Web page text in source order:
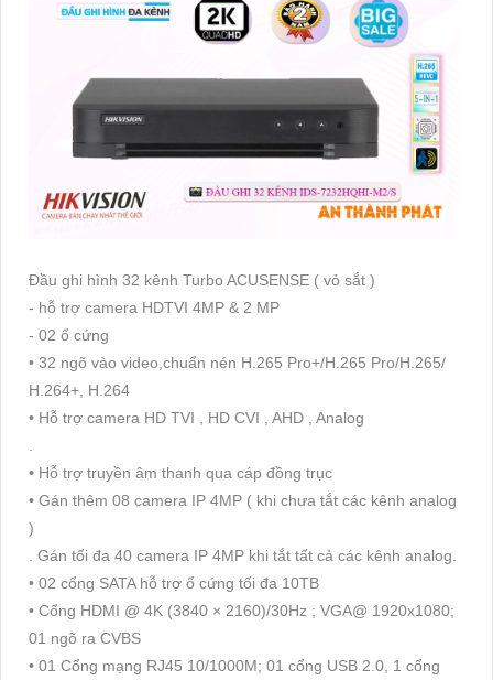
Đầu ghi hình 32 kênh Turbo ACUSENSE ( vỏ sắt )
- hỗ trợ camera HDTVI 4MP & 2 MP
- 02 ổ cứng
• 32 ngõ vào video,chuẩn nén H.265 Pro+/H.265 Pro/H.265/
H.264+, H.264
• Hỗ trợ camera HD TVI , HD CVI , AHD , Analog
• Hỗ trợ truyền âm thanh qua cáp đồng trục
• Gán thêm 08 camera IP 4MP ( khi chưa tắt các kênh analog
)
. Gán tối đa 40 camera IP 4MP khi tắt tất cả các kênh analog.
• 02 cổng SATA hỗ trợ ổ cứng tối đa 10TB
• Cổng HDMI @ 4K (3840 × 2160)/30Hz ; VGA@ 1920x1080;
01 ngõ ra CVBS
• 01 Cổng mạng RJ45 10/1000M; 01 cổng USB 2.0, 1 cổng